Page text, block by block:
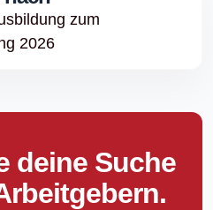
zum
2026
deine Suche